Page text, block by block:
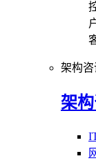
架构咨
架